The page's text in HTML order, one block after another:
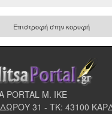
Επιστροφή στην κορυφή
PORTAL Μ. ΙΚΕ
31 - ΤΚ: 43100